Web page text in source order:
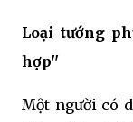
Loại tướng
hợp''
Một người có